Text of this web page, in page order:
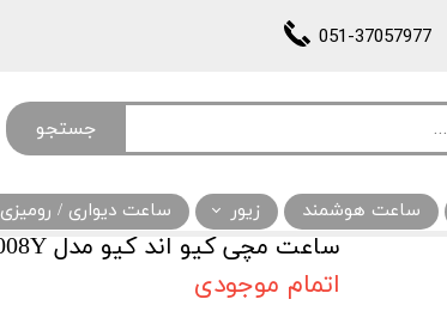
جستجو
051-37057977
ساعت هوشمند زیور ساعت دیواری / رومیزی
ساعت مچی کیو اند کیو مدل M154J008Y
اتمام موجودی